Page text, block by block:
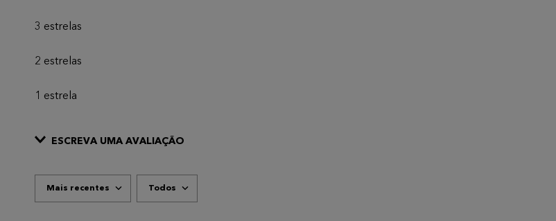
3 estrelas
2 estrelas
1 estrela
ESCREVA UMA AVALIAÇÃO
Mais recentes Todos